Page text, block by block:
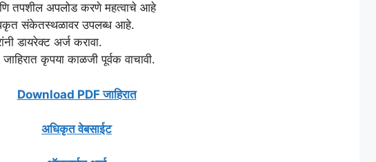
तपशील अपलोड करणे महत्वाचे आहे
संकेतस्थळावर उपलब्ध आहे.
डायरेक्ट अर्ज करावा.
कृपया काळजी पूर्वक वाचावी.
Download PDF जाहिरात
अधिकृत वेबसाईट